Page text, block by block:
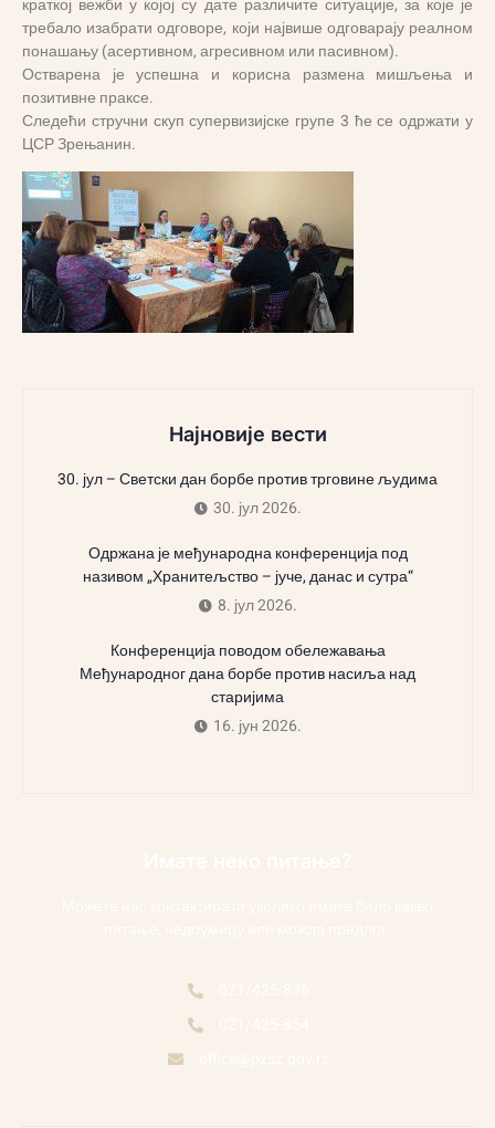
требало изабрати одговоре, који највише одговарају реалном
понашању (асертивном, агресивном или пасивном).
Остварена је успешна и корисна размена мишљења и
позитивне праксе.
Следећи стручни скуп супервизијске групе 3 ће се одржати у
ЦСР Зрењанин.
Најновије вести
30. јул – Светски дан борбе против трговине људима
30. јул 2026.
Одржана је међународна конференција под
називом „Хранитељство – јуче, данас и сутра“
8. јул 2026.
Конференција поводом обележавања
Међународног дана борбе против насиља над
старијима
16. јун 2026.